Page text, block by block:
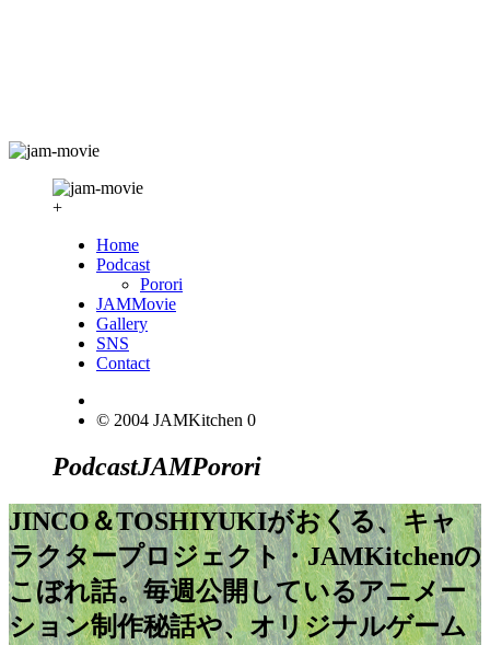
+
Home
Podcast
Porori
JAMMovie
Gallery
SNS
Contact
© 2004 JAMKitchen 0
PodcastJAMPorori
JINCO＆TOSHIYUKIがおくる、キャ
ラクタープロジェクト・JAMKitchenの
こぼれ話。毎週公開しているアニメー
ション制作秘話や、オリジナルゲーム